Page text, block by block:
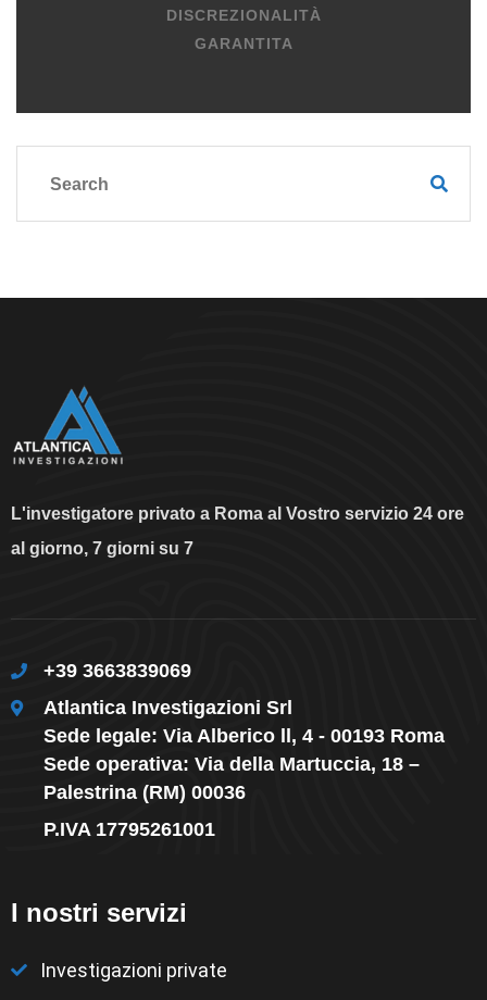
DISCREZIONALITÀ
GARANTITA
L'investigatore privato a Roma al Vostro servizio 24 ore
al giorno, 7 giorni su 7
+39 3663839069
Atlantica Investigazioni Srl
Sede legale: Via Alberico ll, 4 - 00193 Roma
Sede operativa: Via della Martuccia, 18 –
Palestrina (RM) 00036
P.IVA 17795261001
I nostri servizi
Investigazioni private